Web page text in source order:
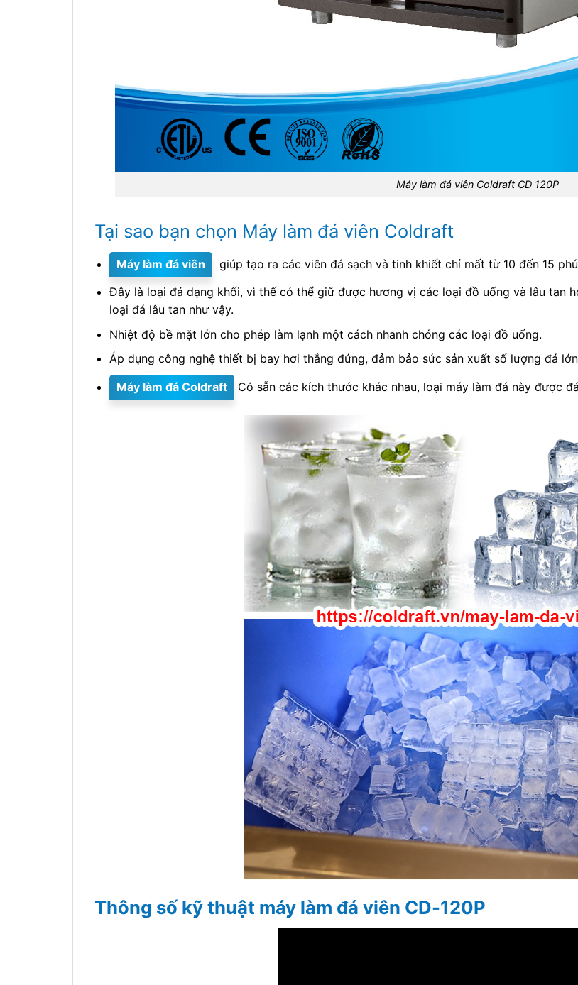
Máy làm đá viên Coldraft CD 120P
Tại sao bạn chọn Máy làm đá viên Coldraft
Máy làm đá viên
giúp tạo ra các viên đá sạch và tinh khiết chỉ mất từ 10 đến 15
Đây là loại đá dạng khối, vì thế có thể giữ được hương vị các loại đồ uống và lâu tan
loại đá lâu tan như vậy.
Nhiệt độ bề mặt lớn cho phép làm lạnh một cách nhanh chóng các loại đồ uống.
Áp dụng công nghệ thiết bị bay hơi thẳng đứng, đảm bảo sức sản xuất số lượng đá
Máy làm đá Coldraft
Có sẵn các kích thước khác nhau, loại máy làm đá này được
Thông số kỹ thuật máy làm đá viên CD-120P